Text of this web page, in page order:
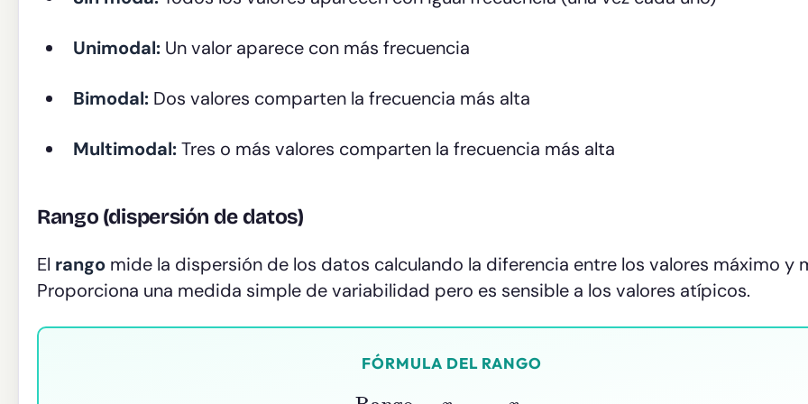
Unimodal: Un valor aparece con más frecuencia
Bimodal: Dos valores comparten la frecuencia más alta
Multimodal:Tres o más valores comparten la frecuencia más alta
Rango (dispersión de datos)
El rango mide la dispersión de los datos calculando la diferencia entre los valores máximo y
Proporciona una medida simple de variabilidad pero es sensible a los valores atípicos.
FÓRMULA DEL RANGO
Rango xm m